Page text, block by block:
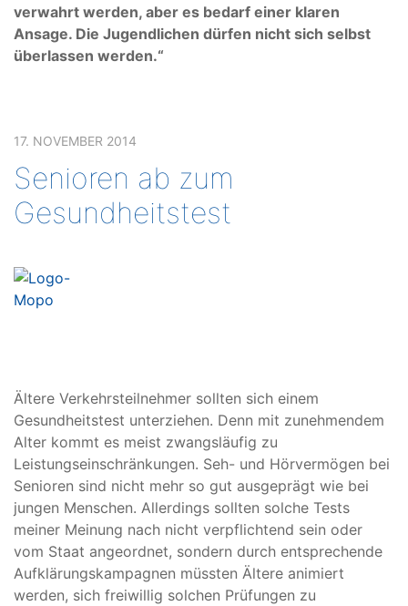
verwahrt werden, aber es bedarf einer klaren
Ansage. Die Jugendlichen dürfen nicht sich selbst
überlassen werden.“
17. NOVEMBER 2014
Senioren ab zum
Gesundheitstest
Ältere Verkehrsteilnehmer sollten sich einem
Gesundheitstest unterziehen. Denn mit zunehmendem
Alter kommt es meist zwangsläufig zu
Leistungseinschränkungen. Seh- und Hörvermögen bei
Senioren sind nicht mehr so gut ausgeprägt wie bei
jungen Menschen. Allerdings sollten solche Tests
meiner Meinung nach nicht verpflichtend sein oder
vom Staat angeordnet, sondern durch entsprechende
Aufklärungskampagnen müssten Ältere animiert
werden, sich freiwillig solchen Prüfungen zu